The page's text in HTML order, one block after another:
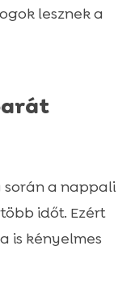
lesznek a
a nappali
időt. Ezért
is kényelmes